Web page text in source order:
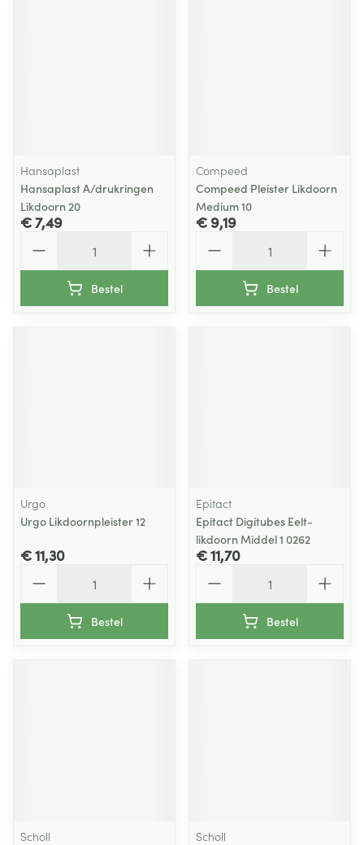
Hansaplast
Hansaplast A/drukringen
Likdoorn 20
€ 7,49
Bestel
Compeed
Compeed Pleister Likdoorn
Medium 10
€ 9,19
Bestel
Urgo
Urgo Likdoornpleister 12
€ 11,30
Bestel
Epitact
Epitact Digitubes Eelt-
likdoorn Middel 1 0262
€ 11,70
Bestel
Scholl
Scholl